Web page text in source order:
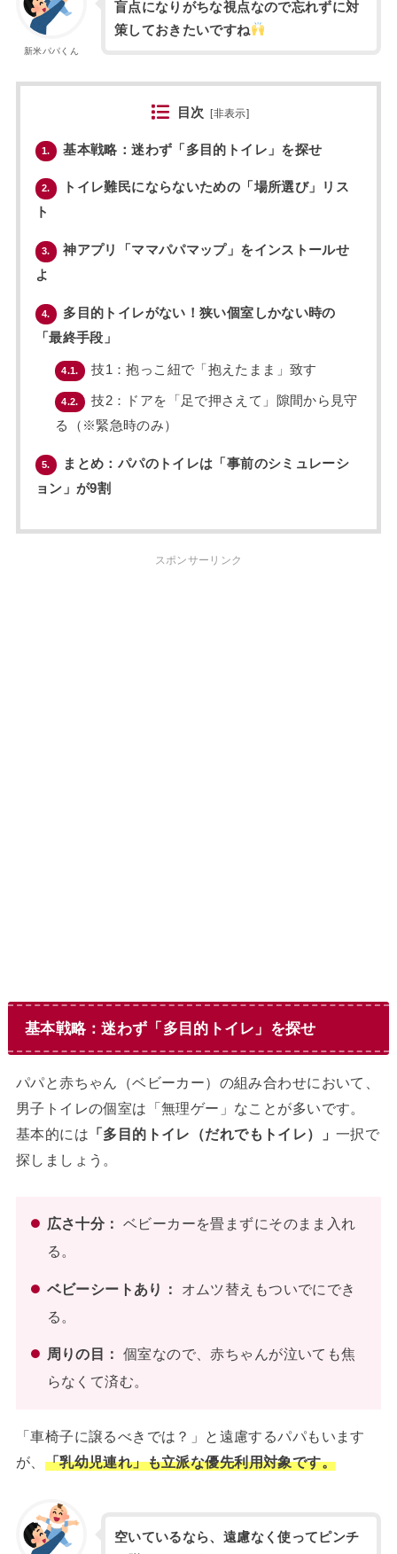
新米パパくん
盲点になりがちな視点なので忘れずに対
策しておきたいですね
目次 [非表示]
1. 基本戦略：迷わず「多目的トイレ」を探せ
2.
トイレ難民にならないための「場所選び」リス
ト
3.
神アプリ「ママパパマップ」をインストールせ
よ
4.
多目的トイレがない！狭い個室しかない時の
「最終手段」
4.1. 技1：抱っこ紐で「抱えたまま」致す
4.2.
技2：ドアを「足で押さえて」隙間から見守
る（※緊急時のみ）
5.
まとめ：パパのトイレは「事前のシミュレーシ
ョン」が9割
スポンサーリンク
基本戦略：迷わず「多目的トイレ」を探せ
パパと赤ちゃん（ベビーカー）の組み合わせにおいて、
男子トイレの個室は「無理ゲー」なことが多いです。
基本的には 「多目的トイレ（だれでもトイレ）」 一択で
探しましょう。
広さ十分：
ベビーカーを畳まずにそのまま入れ
る。
ベビーシートあり：
オムツ替えもついでにでき
る。
周りの目：
個室なので、赤ちゃんが泣いても焦
らなくて済む。
「車椅子に譲るべきでは？」と遠慮するパパもいます
が、 「乳幼児連れ」も立派な優先利用対象です。
空いているなら、遠慮なく使ってピンチ